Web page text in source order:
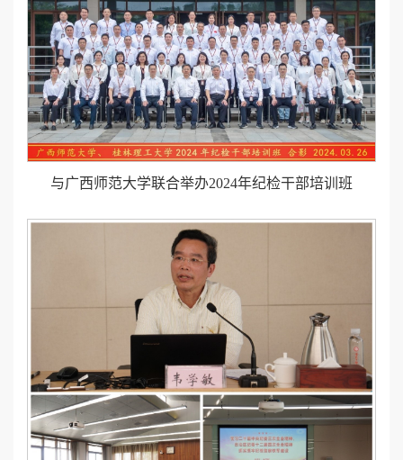
与广西师范大学联合举办2024年纪检干部培训班